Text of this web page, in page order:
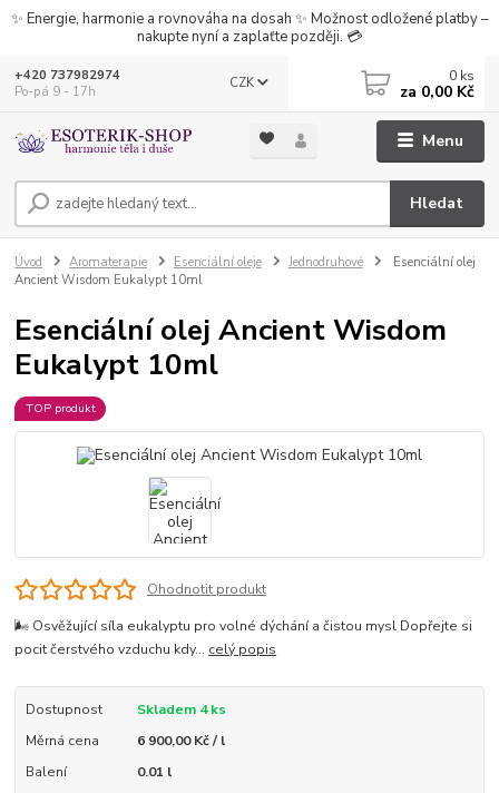
✨ Energie, harmonie a rovnováha na dosah ✨ Možnost odložené platby –
nakupte nyní a zaplaťte později. 💳
Menu
CZK
Hledat
+420 737982974
Po-pá 9 - 17h
0 ks
za 0,00 Kč
Úvod Aromaterapie Esenciální oleje Jednodruhové
Esenciální olej
Ancient Wisdom Eukalypt 10ml
Esenciální olej Ancient Wisdom
Eukalypt 10ml
TOP produkt
Ohodnotit produkt
🌬️ Osvěžující síla eukalyptu pro volné dýchání a čistou mysl Dopřejte si
pocit čerstvého vzduchu kdy... celý popis
Dostupnost
Skladem 4 ks
Měrná cena
6 900,00 Kč / l
Balení
0.01 l